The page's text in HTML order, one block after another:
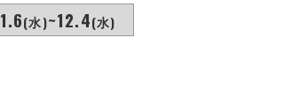
(水)~12.4(水)